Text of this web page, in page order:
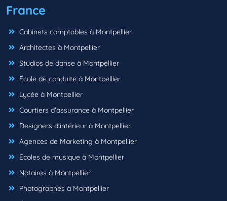
France
Cabinets comptables à Montpellier
Architectes à Montpellier
Studios de danse à Montpellier
École de conduite à Montpellier
Lycée à Montpellier
Courtiers d'assurance à Montpellier
Designers d'intérieur à Montpellier
Agences de Marketing à Montpellier
Écoles de musique à Montpellier
Notaires à Montpellier
Photographes à Montpellier